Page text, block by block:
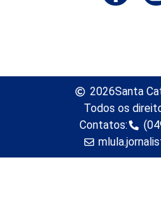
2026Santa
Todos os
Contatos: